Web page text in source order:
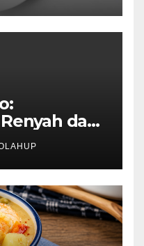
dan